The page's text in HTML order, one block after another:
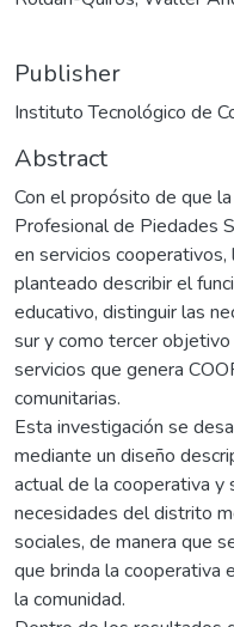
Publisher
Instituto Tecnológico de
Abstract
Con el propósito de que
Profesional de Piedades
en servicios
planteado describir el
educativo, distinguir las
sur y como tercer
servicios que genera
comunitarias.
Esta investigación se
mediante un diseño
actual de la cooperativa y
necesidades del distrito
sociales, de manera que
que brinda la cooperativa
la comunidad.